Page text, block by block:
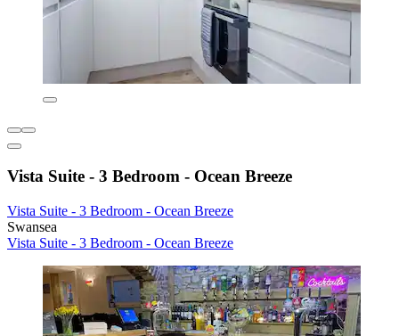
Vista Suite - 3 Bedroom - Ocean Breeze
Vista Suite - 3 Bedroom - Ocean Breeze
Swansea
Vista Suite - 3 Bedroom - Ocean Breeze